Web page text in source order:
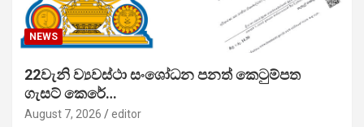
NEWS
22වැනි ව්‍යවස්ථා සංශෝධන පනත් කෙටුම්පත
ගැසට් කෙරේ…
August 7, 2026 editor